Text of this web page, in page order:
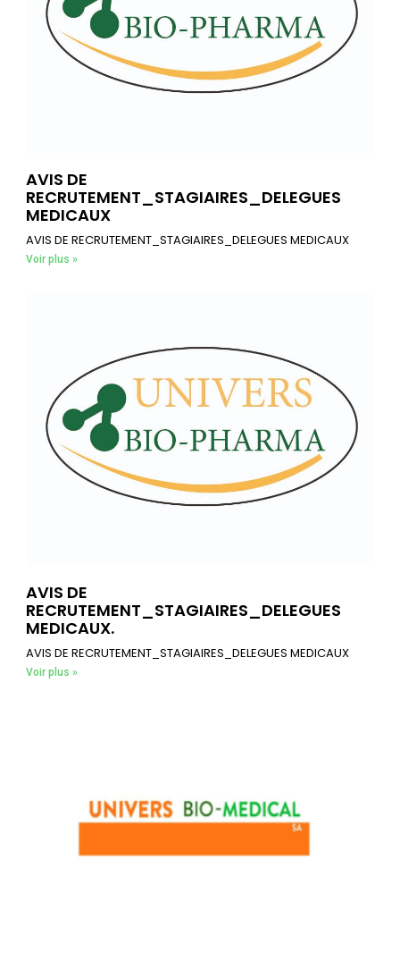
AVIS DE
RECRUTEMENT_STAGIAIRES_DELEGUES
MEDICAUX
AVIS DE RECRUTEMENT_STAGIAIRES_DELEGUES MEDICAUX
Voir plus »
AVIS DE
RECRUTEMENT_STAGIAIRES_DELEGUES
MEDICAUX.
AVIS DE RECRUTEMENT_STAGIAIRES_DELEGUES MEDICAUX
Voir plus »